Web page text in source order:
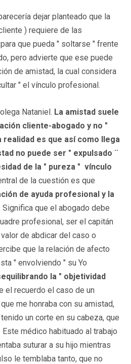
dejar planteado que la
) requiere de las
que pueda " soltarse " frente
pero advierte que ese puede
de amistad, la cual considera
" el vínculo profesional.
Nataniel. La amistad suele
cliente-abogado y no "
realidad es que así como llega
no puede ser " expulsado ¨
de la " pureza " vínculo
de la cuestión es que
de ayuda profesional y la
Significa que el abogado debe
profesional, ser el capitán
de abdicar del caso o
que la relación de afecto
" envolviendo " su Yo
la " objetividad
el recuerdo el caso de un
me honraba con su amistad,
un corte en su cabeza, que
médico habituado al trabajo
suturar a su hijo mientras
le temblaba tanto, que no